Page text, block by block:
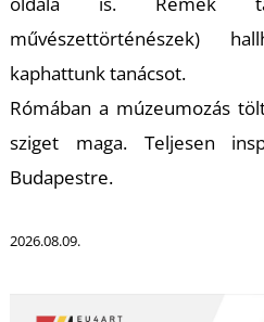
művészettörténészek)
kaphattunk tanácsot.
Rómában a múzeumozás
sziget maga. Teljesen
Budapestre.
2026.08.09.